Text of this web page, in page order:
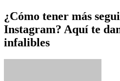
¿Cómo tener más
Instagram? Aquí te
infalibles